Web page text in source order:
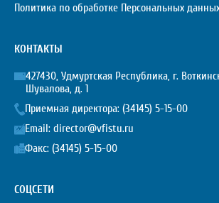
Политика по обработке Персональных
КОНТАКТЫ
427430, Удмуртская Республика, г.
Шувалова, д. 1
Приемная директора: (34145) 5-15-00
Email: director@vfistu.ru
Факс: (34145) 5-15-00
СОЦСЕТИ